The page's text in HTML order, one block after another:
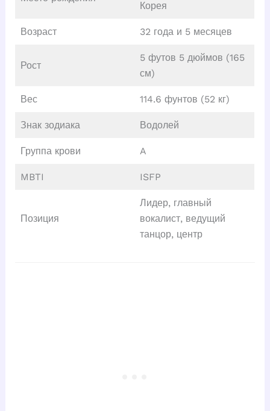
Корея
Возраст 32 года и 5 месяцев
Рост
5 футов 5 дюймов (165
см)
Вес 114.6 фунтов (52 кг)
Знак зодиака Водолей
Группа крови A
MBTI ISFP
Позиция
Лидер, главный
вокалист, ведущий
танцор, центр